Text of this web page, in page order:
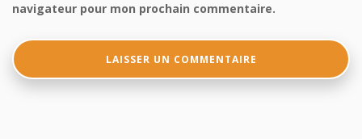
navigateur pour mon prochain commentaire.